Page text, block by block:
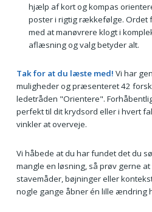
hjælp af kort og kompas
poster i rigtig rækkefølge. Ordet
med at manøvrere klogt i
aflæsning og valg betyder alt.
Tak for at du læste med! Vi har
muligheder og præsenteret 42
ledetråden "Orientere".
perfekt til dit krydsord eller i hvert
vinkler at overveje.
Vi håbede at du har fundet det du
mangle en løsning, så prøv gerne
stavemåder, bøjninger eller
nogle gange åbner én lille ændring